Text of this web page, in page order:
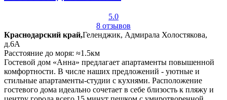
5.0
8 отзывов
Краснодарский край,Геленджик, Адмирала Холостякова,
д.6А
Расстояние до моря: ≈1.5км
Гостевой дом «Анна» предлагает апартаменты повышенной
комфортности. В числе наших предложений - уютные и
стильные апартаменты-студии с кухнями. Расположение
гостевого дома идеально сочетает в себе близость к пляжу и